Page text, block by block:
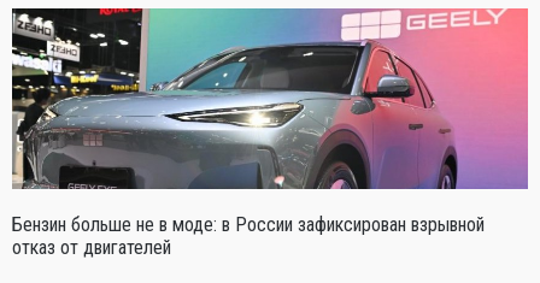
Бензин больше не в моде: в России зафиксирован взрывной
отказ от двигателей